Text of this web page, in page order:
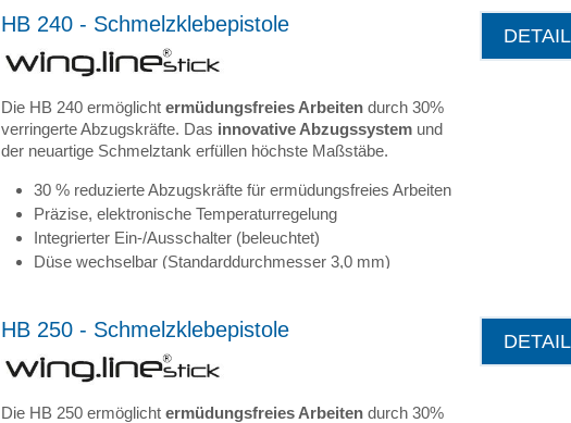
HB 240 - Schmelzklebepistole
Die HB 240 ermöglichtermüdungsfreies Arbeiten durch 30%
verringerte Abzugskräfte. Das innovative Abzugssystem und
der neuartige Schmelztank erfüllen höchste Maßstäbe.
30 % reduzierte Abzugskräfte für ermüdungsfreies Arbeiten
Präzise, elektronische Temperaturregelung
Integrierter Ein-/Ausschalter (beleuchtet)
Düse wechselbar (Standarddurchmesser 3,0 mm)
HB 250 - Schmelzklebepistole
Die HB 250 ermöglichtermüdungsfreies Arbeiten durch 30%